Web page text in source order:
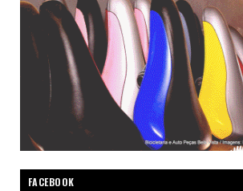
FACEBOOK